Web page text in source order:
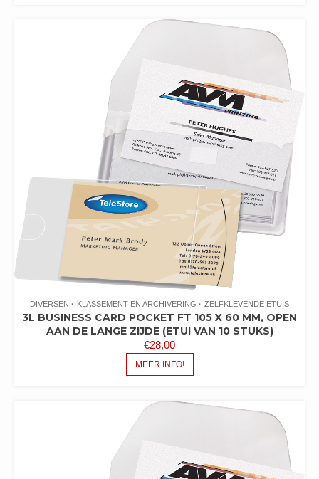
DIVERSEN KLASSEMENT EN ARCHIVERING ZELFKLEVENDE ETUIS
3L BUSINESS CARD POCKET FT 105 X 60 MM, OPEN
AAN DE LANGE ZIJDE (ETUI VAN 10 STUKS)
€28,00
MEER INFO!